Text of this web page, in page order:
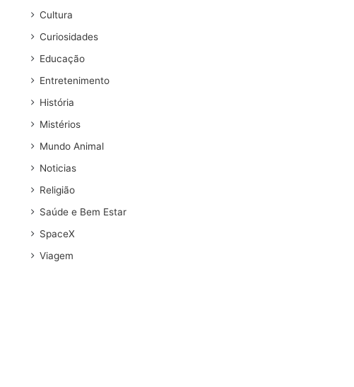
Cultura
Curiosidades
Educação
Entretenimento
História
Mistérios
Mundo Animal
Noticias
Religião
Saúde e Bem Estar
SpaceX
Viagem